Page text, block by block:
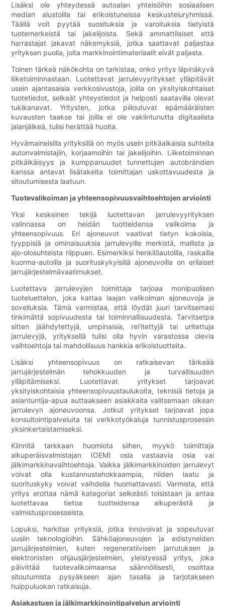
Lisäksi ole yhteydessä autoalan yhteisöihin sosiaalisen
median alustoilla tai erikoistuneissa keskusteluryhmissä.
Täällä voit pyytää suosituksia ja varoituksia tietyistä
tuotemerkeistä tai jakelijoista. Sekä ammattilaiset että
harrastajat jakavat näkemyksiä, jotka saattavat paljastaa
yrityksen puolia, joita markkinointimateriaalit eivät paljasta.
Toinen tärkeä näkökohta on tarkistaa, onko yritys läpinäkyvä
liiketoiminnastaan. Luotettavat jarrulevyyritykset ylläpitävät
usein ajantasaisia ​​verkkosivustoja, joilla on yksityiskohtaiset
tuotetiedot, selkeät yhteystiedot ja helposti saatavilla olevat
tukikanavat. Yritysten, jotka piiloutuvat epämääräisten
kuvausten taakse tai joilla ei ole vakiintunutta digitaalista
jalanjälkeä, tulisi herättää huolta.
Hyvämaineisilla yrityksillä on myös usein pitkäaikaisia ​​​​suhteita
autonvalmistajiin, korjaamoihin tai jakelijoihin. Liiketoiminnan
pitkäikäisyys ja kumppanuudet tunnettujen autobrändien
kanssa antavat lisätakeita toimittajan uskottavuudesta ja
sitoutumisesta laatuun.
Tuotevalikoiman ja yhteensopivuusvaihtoehtojen arviointi
Yksi keskeinen tekijä luotettavan jarrulevyyrityksen
valinnassa on heidän tuotteidensa valikoima ja
yhteensopivuus. Eri ajoneuvot vaativat tietyn kokoisia,
tyyppisiä ja ominaisuuksia jarrulevyille merkistä, mallista ja
ajo-olosuhteista riippuen. Esimerkiksi henkilöautoilla, raskailla
kuorma-autoilla ja suorituskykyisillä ajoneuvoilla on erilaiset
jarrujärjestelmävaatimukset.
Luotettava jarrulevyjen toimittaja tarjoaa monipuolisen
tuoteluettelon, joka kattaa laajan valikoiman ajoneuvoja ja
sovelluksia. Tämä varmistaa, että löydät juuri tarvitsemasi
tinkimättä sopivuudesta tai toiminnallisuudesta. Tarvitsetpa
sitten jäähdytettyjä, umpinaisia, rei'itettyjä tai uritettuja
jarrulevyjä, yrityksellä tulisi olla hyvin varastossa olevia
vaihtoehtoja tai mahdollisuus hankkia erikoistuotteita.
Lisäksi yhteensopivuus on ratkaisevan tärkeää
jarrujärjestelmän tehokkuuden ja turvallisuuden
ylläpitämiseksi. Luotettavat yritykset tarjoavat
yksityiskohtaisia ​​yhteensopivuustaulukoita, teknisiä tietoja ja
asiantuntija-apua auttaakseen asiakkaita valitsemaan oikean
jarrulevyn ajoneuvoonsa. Jotkut yritykset tarjoavat jopa
konsultointipalveluita tai verkkotyökaluja tunnistusprosessin
yksinkertaistamiseksi.
Kiinnitä tarkkaan huomiota siihen, myykö toimittaja
alkuperäisvalmistajan (OEM) osia vastaavia osia vai
jälkimarkkinavaihtoehtoja. Vaikka jälkimarkkinoiden jarrulevyt
voivat olla kustannustehokkaampia, niiden laatu ja
suorituskyky voivat vaihdella huomattavasti. Varmista, että
yritys erottaa nämä kategoriat selkeästi toisistaan ​​ja antaa
luotettavaa tietoa tuotteidensa alkuperästä ja
valmistusprosesseista.
Lopuksi, harkitse yrityksiä, jotka innovoivat ja sopeutuvat
uusiin teknologioihin. Sähköajoneuvojen ja edistyneiden
jarrujärjestelmien, kuten regeneratiivisen jarrutuksen ja
elektronisten ohjausjärjestelmien, yleistyessä yritys, joka
päivittää tuotevalikoimaansa säännöllisesti, osoittaa
sitoutumista pysyäkseen ajan tasalla ja tarjotakseen
huippuluokan ratkaisuja.
Asiakastuen ja jälkimarkkinointipalvelun arviointi